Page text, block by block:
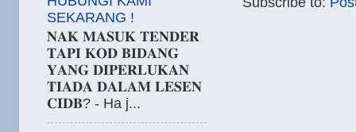
SEKARANG !
𝐍𝐀𝐊 𝐌𝐀𝐒𝐔𝐊 𝐓𝐄𝐍𝐃𝐄𝐑
𝐓𝐀𝐏𝐈 𝐊𝐎𝐃 𝐁𝐈𝐃𝐀𝐍𝐆
𝐘𝐀𝐍𝐆 𝐃𝐈𝐏𝐄𝐑𝐋𝐔𝐊𝐀𝐍
𝐓𝐈𝐀𝐃𝐀 𝐃𝐀𝐋𝐀𝐌 𝐋𝐄𝐒𝐄𝐍
𝐂𝐈𝐃𝐁? - Ha j...